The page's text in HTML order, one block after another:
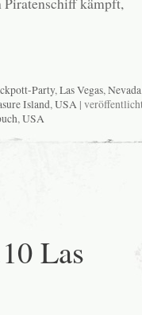
Party,Las Vegas,Nevada
Island,USA|
,USA
Las